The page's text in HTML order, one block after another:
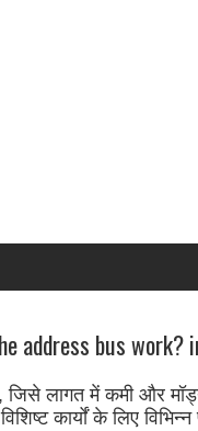
bus work?
लागत में कमी और
कार्यों के लिए